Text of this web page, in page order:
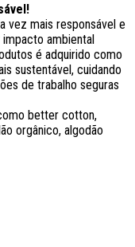
vez mais responsável e
ambiental
é adquirido como
sustentável, cuidando
de trabalho seguras
better cotton,
orgânico, algodão